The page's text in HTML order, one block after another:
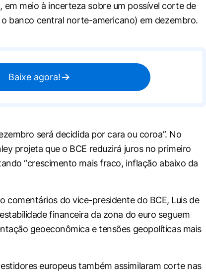
meio à incerteza sobre um possível corte de
o banco central norte-americano) em dezembro.
Baixe agora!
será decidida por cara ou coroa”. No
projeta que o BCE reduzirá juros no primeiro
“crescimento mais fraco, inflação abaixo da
comentários do vice-presidente do BCE, Luis de
financeira da zona do euro seguem
geoeconômica e tensões geopolíticas mais
europeus também assimilaram corte nas